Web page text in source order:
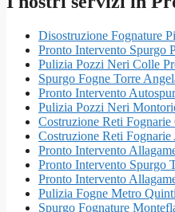
Disostruzione Fognature
Pronto Intervento Spurgo
Pulizia Pozzi Neri Colle
Spurgo Fogne Torre
Pronto Intervento
Pulizia Pozzi Neri
Costruzione Reti Fognarie
Costruzione Reti Fognarie
Pronto Intervento
Pronto Intervento Spurgo
Pronto Intervento
Pulizia Fogne Metro
Spurgo Fognature